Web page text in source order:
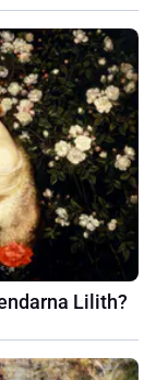
Lilith?